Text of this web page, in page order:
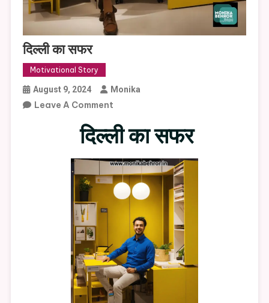
दिल्ली का सफर
Motivational Story
August 9, 2024 Monika
Leave A CommentOn
का
दिल्ली का सफर